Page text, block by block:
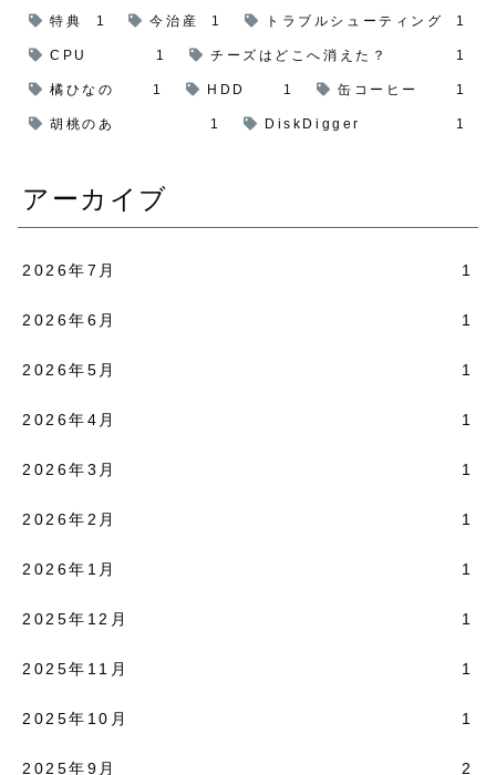
特典 1 今治産 1 トラブルシューティング 1
CPU 1 チーズはどこへ消えた？ 1
橘ひなの 1 HDD 1 缶コーヒー 1
胡桃のあ 1 DiskDigger 1
アーカイブ
2026年7月 1
2026年6月 1
2026年5月 1
2026年4月 1
2026年3月 1
2026年2月 1
2026年1月 1
2025年12月 1
2025年11月 1
2025年10月 1
2025年9月 2